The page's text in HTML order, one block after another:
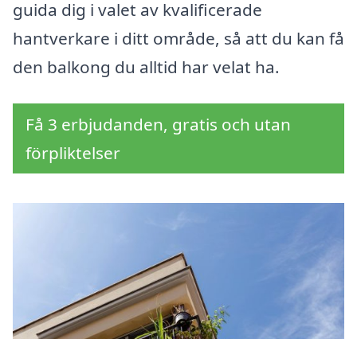
guida dig i valet av kvalificerade
hantverkare i ditt område, så att du kan få
den balkong du alltid har velat ha.
Få 3 erbjudanden, gratis och utan
förpliktelser